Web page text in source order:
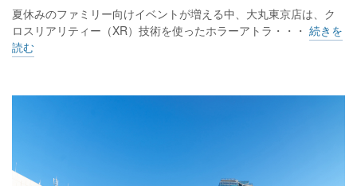
夏休みのファミリー向けイベントが増える中、大丸東京店は、ク
ロスリアリティー（XR）技術を使ったホラーアトラ・・・ 続きを
読む